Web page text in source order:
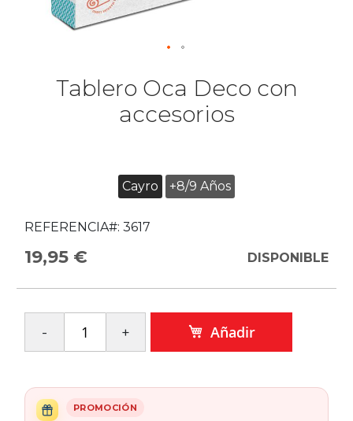
Tablero Oca Deco con
accesorios
Cayro +8/9 Años
REFERENCIA#: 3617
19,95 € DISPONIBLE
Añadir
PROMOCIÓN